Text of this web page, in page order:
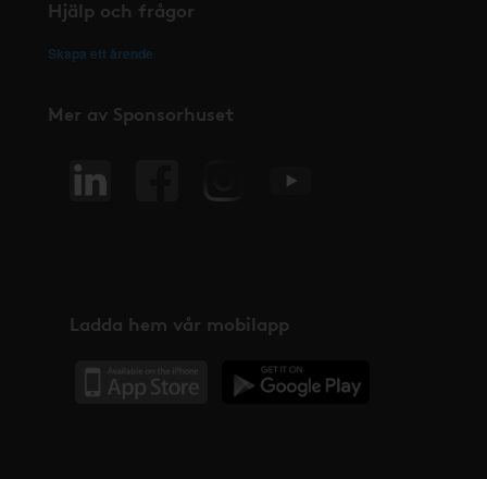
Hjälp och frågor
Skapa ett ärende
Mer av Sponsorhuset
Ladda hem vår mobilapp